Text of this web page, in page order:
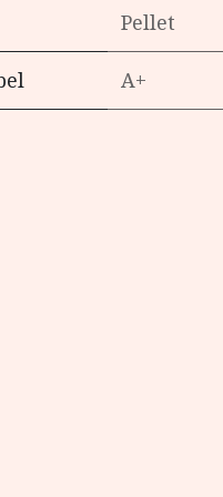
Pellet
A+